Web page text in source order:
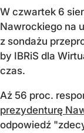
W czwartek 6
Nawrockiego na
z sondażu
by IBRiS dla
czas.
Aż 56 proc.
prezydenturę
odpowiedź